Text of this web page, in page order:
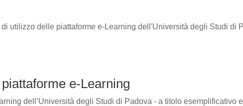
utilizzo delle piattaforme e-Learning dell'Università degli Studi di
e-Learning
dell’Università degli Studi di Padova - a titolo